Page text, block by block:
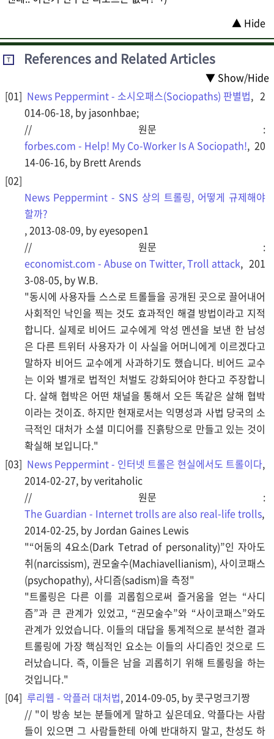
▲ Hide
T References and Related Articles
▼ Show/Hide
News Peppermint - 소시오패스(Sociopaths) 판별법, 2
014-06-18, by jasonhbae;
// 원문 :
forbes.com - Help! My Co-Worker Is A Sociopath!, 20
14-06-16, by Brett Arends
News Peppermint - SNS 상의 트롤링, 어떻게 규제해야
할까?
, 2013-08-09, by eyesopen1
// 원문 :
economist.com - Abuse on Twitter, Troll attack, 201
3-08-05, by W.B.
"동시에 사용자들 스스로 트롤들을 공개된 곳으로 끌어내어
사회적인 낙인을 찍는 것도 효과적인 해결 방법이라고 지적
합니다. 실제로 비어드 교수에게 악성 멘션을 보낸 한 남성
은 다른 트위터 사용자가 이 사실을 어머니에게 이르겠다고
말하자 비어드 교수에게 사과하기도 했습니다. 비어드 교수
는 이와 별개로 법적인 처벌도 강화되어야 한다고 주장합니
다. 살해 협박은 어떤 채널을 통해서 오든 똑같은 살해 협박
이라는 것이죠. 하지만 현재로서는 익명성과 사법 당국의 소
극적인 대처가 소셜 미디어를 진흙탕으로 만들고 있는 것이
확실해 보입니다."
News Peppermint - 인터넷 트롤은 현실에서도 트롤이다,
2014-02-27, by veritaholic
// 원문 :
The Guardian - Internet trolls are also real-life trolls,
2014-02-25, by Jordan Gaines Lewis
"“어둠의 4요소(Dark Tetrad of personality)”인 자아도
취(narcissism), 권모술수(Machiavellianism), 사이코패스
(psychopathy), 사디즘(sadism)을 측정"
"트롤링은 다른 이를 괴롭힘으로써 즐거움을 얻는 “사디
즘”과 큰 관계가 있었고, “권모술수”와 “사이코패스”와도
관계가 있었습니다. 이들의 대답을 통계적으로 분석한 결과
트롤링에 가장 핵심적인 요소는 이들의 사디즘인 것으로 드
러났습니다. 즉, 이들은 남을 괴롭히기 위해 트롤링을 하는
것입니다."
루리웹 - 악플러 대처법, 2014-09-05, by 콧구멍크기짱
// "이 방송 보는 분들에게 말하고 싶은데요. 악플다는 사람
들이 있으면 그 사람들한테 아예 반대하지 말고, 찬성도 하